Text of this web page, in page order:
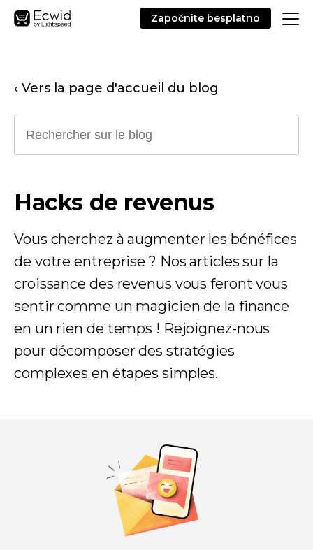
Započnite besplatno
‹ Vers la page d'accueil du blog
Hacks de revenus
Vous cherchez à augmenter les bénéfices
de votre entreprise ? Nos articles sur la
croissance des revenus vous feront vous
sentir comme un magicien de la finance
en un rien de temps ! Rejoignez-nous
pour décomposer des stratégies
complexes en étapes simples.